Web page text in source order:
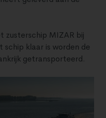
zusterschip MIZAR bij
schip klaar is worden de
getransporteerd.